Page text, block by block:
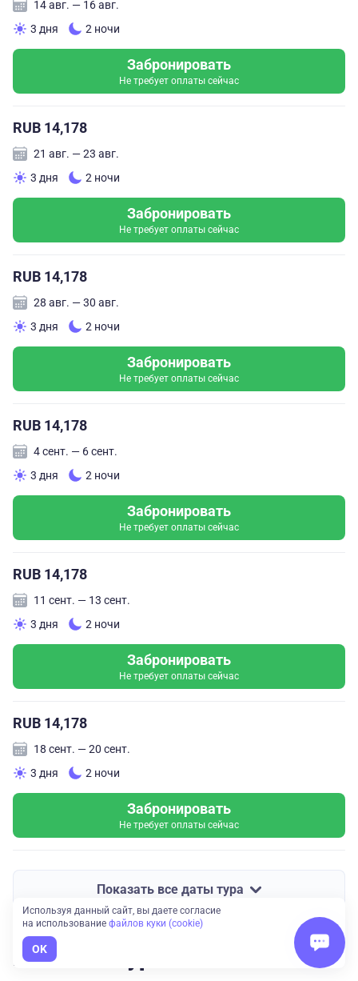
14 авг. — 16 авг.
3 дня
2 ночи
Забронировать
Не требует оплаты сейчас
RUB 14,178
21 авг. — 23 авг.
3 дня
2 ночи
Забронировать
Не требует оплаты сейчас
RUB 14,178
28 авг. — 30 авг.
3 дня
2 ночи
Забронировать
Не требует оплаты сейчас
RUB 14,178
4 сент. — 6 сент.
3 дня
2 ночи
Забронировать
Не требует оплаты сейчас
RUB 14,178
11 сент. — 13 сент.
3 дня
2 ночи
Забронировать
Не требует оплаты сейчас
RUB 14,178
18 сент. — 20 сент.
3 дня
2 ночи
Забронировать
Не требует оплаты сейчас
Показать все даты тура
Похожие туры
Используя данный сайт, вы даете согласие
на использование файлов куки (cookie)
OK